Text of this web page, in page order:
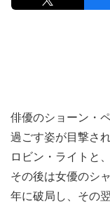
俳優のショーン・
過ごす姿が目撃さ
ロビン・ライトと
その後は女優のシ
年に破局し、その